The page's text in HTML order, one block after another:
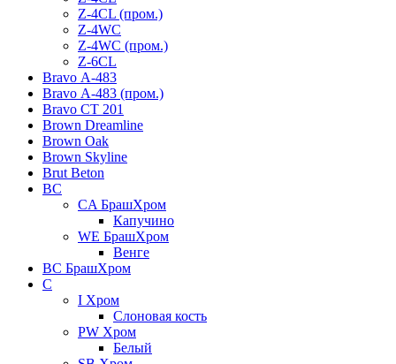
Z-4CL (пром.)
Z-4WC
Z-4WC (пром.)
Z-6CL
Bravo А-483
Bravo А-483 (пром.)
Bravo СТ 201
Brown Dreamline
Brown Oak
Brown Skyline
Brut Beton
BС
CA БрашХром
Капучино
WE БрашХром
Венге
BС БрашХром
C
I Хром
Слоновая кость
PW Хром
Белый